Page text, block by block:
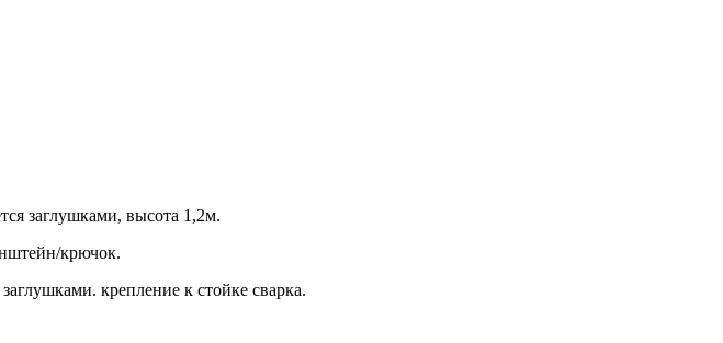
заглушками, высота 1,2м.
крючок.
крепление к стойке сварка.